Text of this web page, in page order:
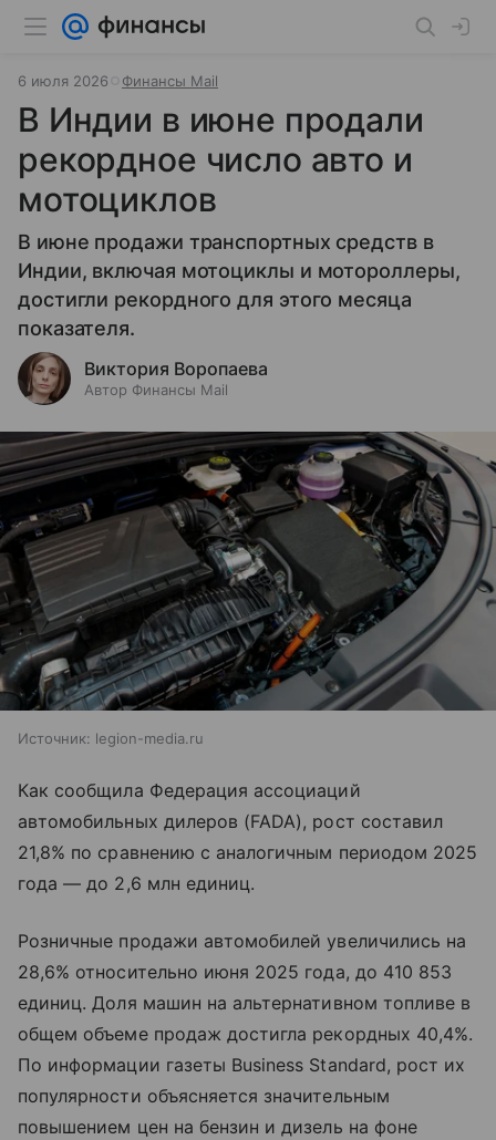
6 июля 2026 Финансы Mail
В Индии в июне продали
рекордное число авто и
мотоциклов
В июне продажи транспортных средств в
Индии, включая мотоциклы и мотороллеры,
достигли рекордного для этого месяца
показателя.
Виктория Воропаева
Автор Финансы Mail
Источник: legion-media.ru
Как сообщила Федерация ассоциаций
автомобильных дилеров (FADA), рост составил
21,8% по сравнению с аналогичным периодом 2025
года — до 2,6 млн единиц.
Розничные продажи автомобилей увеличились на
28,6% относительно июня 2025 года, до 410 853
единиц. Доля машин на альтернативном топливе в
общем объеме продаж достигла рекордных 40,4%.
По информации газеты Business Standard, рост их
популярности объясняется значительным
повышением цен на бензин и дизель на фоне